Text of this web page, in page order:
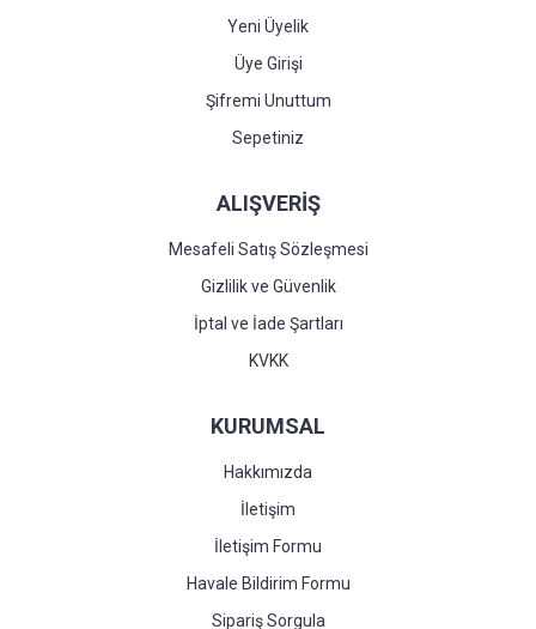
Yeni Üyelik
Üye Girişi
Şifremi Unuttum
Sepetiniz
ALIŞVERİŞ
Mesafeli Satış Sözleşmesi
Gizlilik ve Güvenlik
İptal ve İade Şartları
KVKK
KURUMSAL
Hakkımızda
İletişim
İletişim Formu
Havale Bildirim Formu
Sipariş Sorgula